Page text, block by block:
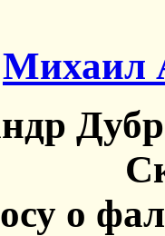
Михаил
о